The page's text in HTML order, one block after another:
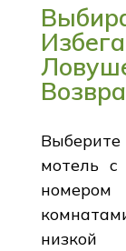
мотель
низкой